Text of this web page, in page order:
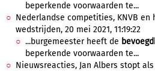
beperkende voorwaarden te...
Nederlandse competities, KNVB en
wedstrijden, 20 mei 2021, 11:19:22
...burgemeester heeft de
beperkende voorwaarden te...
Nieuwsreacties, Jan Albers stopt